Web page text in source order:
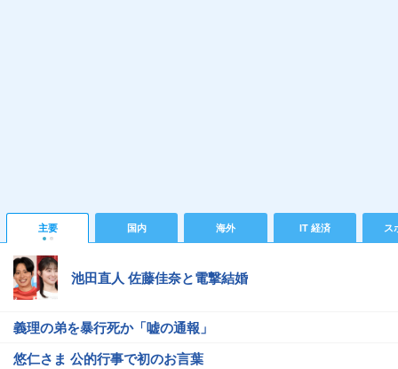
主要 国内 海外 IT 経済 ス
池田直人 佐藤佳奈と電撃結婚
義理の弟を暴行死か「嘘の通報」
悠仁さま 公的行事で初のお言葉